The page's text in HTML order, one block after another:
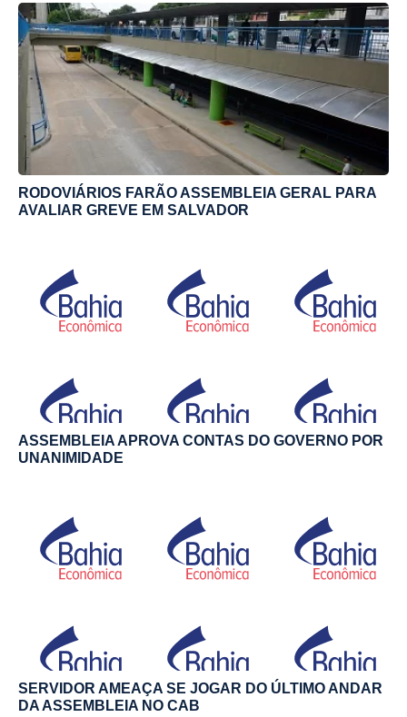
RODOVIÁRIOS FARÃO ASSEMBLEIA GERAL PARA
AVALIAR GREVE EM SALVADOR
ASSEMBLEIA APROVA CONTAS DO GOVERNO POR
UNANIMIDADE
SERVIDOR AMEAÇA SE JOGAR DO ÚLTIMO ANDAR
DA ASSEMBLEIA NO CAB